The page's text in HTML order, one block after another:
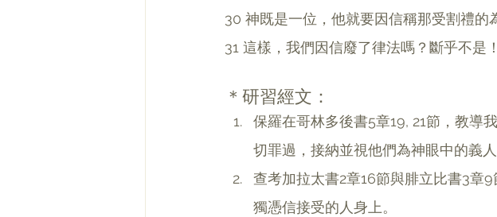
30 神既是一位，他就要因信稱那受割禮的
31 這樣，我們因信廢了律法嗎？斷乎不是
＊研習經文：
保羅在哥林多後書5章19, 21節，教導
切罪過，接納並視他們為神眼中的義
查考加拉太書2章16節與腓立比書3章
獨憑信接受的人身上。